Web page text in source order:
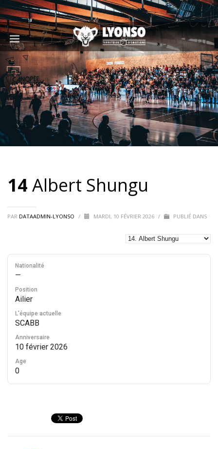
14 Albert Shungu
PAR DATAADMIN-LYONSO / MARDI, 10 FÉVRIER 2026 / PUBLIÉ DANS
Nationalité
—
Position
Ailier
L'équipe actuelle
SCABB
Anniversaire
10 février 2026
Age
0